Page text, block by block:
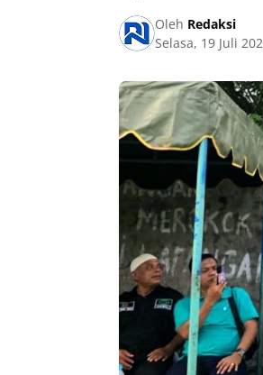
Oleh Redaksi
Selasa, 19 Juli